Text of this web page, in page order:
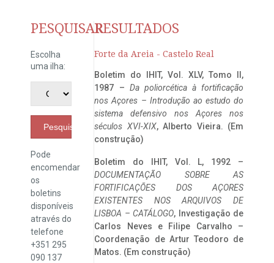
PESQUISAR
Escolha
uma ilha:
Pesquisar
Pode
encomendar
os
boletins
disponíveis
através do
telefone
+351 295
090 137
RESULTADOS
Forte da Areia - Castelo Real
Boletim do IHIT, Vol. XLV, Tomo II,
1987 – Da poliorcética à fortificação
nos Açores – Introdução ao estudo do
sistema defensivo nos Açores nos
séculos XVI-XIX, Alberto Vieira. (Em
construção)
Boletim do IHIT, Vol. L, 1992 –
DOCUMENTAÇÃO SOBRE AS
FORTIFICAÇÕES DOS AÇORES
EXISTENTES NOS ARQUIVOS DE
LISBOA – CATÁLOGO, Investigação de
Carlos Neves e Filipe Carvalho –
Coordenação de Artur Teodoro de
Matos. (Em construção)